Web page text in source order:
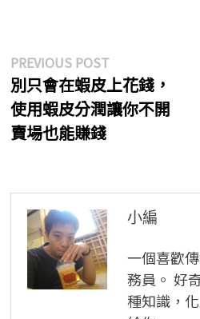
文
章
導
PREVIOUS POSTPrevious
post:
別只會在蝦皮上花錢，
使用蝦皮分潤讓你不開
賣場也能賺錢
小編
一個喜歡
務員。 好
種知識，